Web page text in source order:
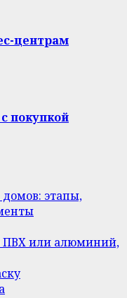
центрам
покупкой
этапы,
ПВХ или алюминий,